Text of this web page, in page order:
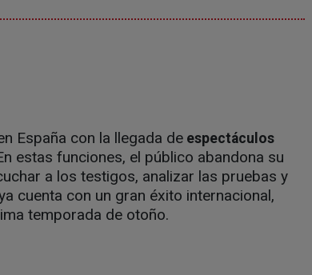
España con la llegada de espectáculos
estas funciones, el público abandona su
a los testigos, analizar las pruebas y
cuenta con un gran éxito internacional,
temporada de otoño.